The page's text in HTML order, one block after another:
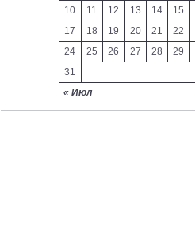
« Июл
10
11 12 13 14 15
17
18 19 20 21 22
24
25 26 27 28 29
31